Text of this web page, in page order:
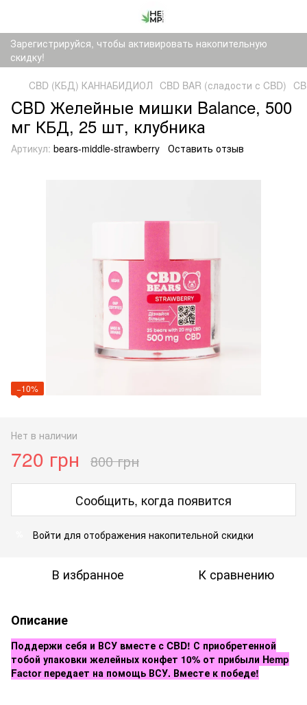
Зарегистрируйся, чтобы активировать накопительную
скидку!
CBD (КБД) КАННАБИДИОЛ CBD BAR (сладости с CBD)
CBD Желейные мишки Balance, 500
мг КБД, 25 шт, клубника
Артикул: bears-middle-strawberry Оставить отзыв
−10%
Нет в наличии
720 грн 800 грн
Сообщить, когда появится
Войти для отображения накопительной скидки
В избранное К сравнению
Описание
Поддержи себя и ВСУ вместе с CBD! С приобретенной
тобой упаковки желейных конфет 10% от прибыли Hemp
Factor передает на помощь ВСУ. Вместе к победе!